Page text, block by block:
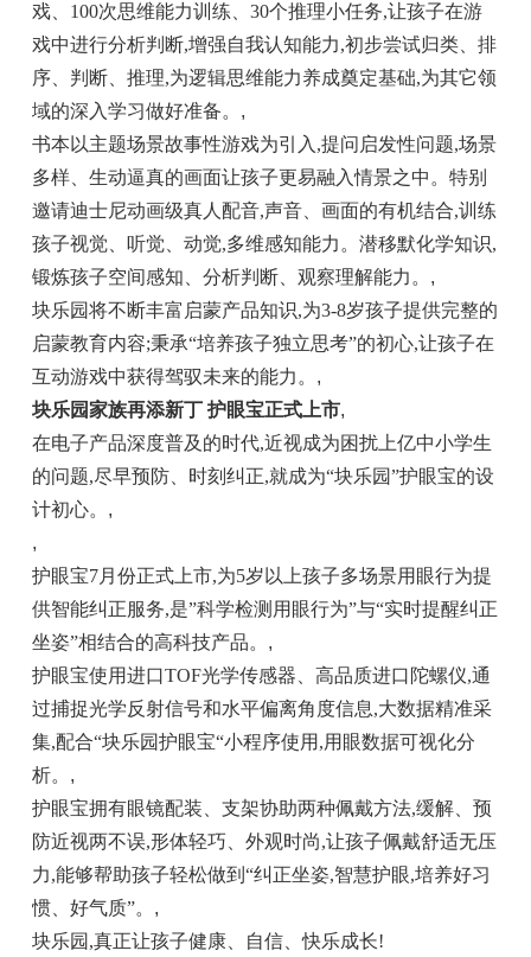
戏、100次思维能力训练、30个推理小任务,让孩子在游
戏中进行分析判断,增强自我认知能力,初步尝试归类、排
序、判断、推理,为逻辑思维能力养成奠定基础,为其它领
域的深入学习做好准备。 ,
书本以主题场景故事性游戏为引入,提问启发性问题,场景
多样、生动逼真的画面让孩子更易融入情景之中。特别
邀请迪士尼动画级真人配音,声音、画面的有机结合,训练
孩子视觉、听觉、动觉,多维感知能力。潜移默化学知识,
锻炼孩子空间感知、分析判断、观察理解能力。 ,
块乐园将不断丰富启蒙产品知识,为3-8岁孩子提供完整的
启蒙教育内容;秉承“培养孩子独立思考”的初心,让孩子在
互动游戏中获得驾驭未来的能力。 ,
块乐园家族再添新丁 护眼宝正式上市,
在电子产品深度普及的时代,近视成为困扰上亿中小学生
的问题,尽早预防、时刻纠正,就成为“块乐园”护眼宝的设
计初心。 ,
,
护眼宝7月份正式上市,为5岁以上孩子多场景用眼行为提
供智能纠正服务,是”科学检测用眼行为”与“实时提醒纠正
坐姿”相结合的高科技产品。 ,
护眼宝使用进口TOF光学传感器、高品质进口陀螺仪,通
过捕捉光学反射信号和水平偏离角度信息,大数据精准采
集,配合“块乐园护眼宝“小程序使用,用眼数据可视化分
析。 ,
护眼宝拥有眼镜配装、支架协助两种佩戴方法,缓解、预
防近视两不误,形体轻巧、外观时尚,让孩子佩戴舒适无压
力,能够帮助孩子轻松做到“纠正坐姿,智慧护眼,培养好习
惯、好气质”。 ,
块乐园,真正让孩子健康、自信、快乐成长!